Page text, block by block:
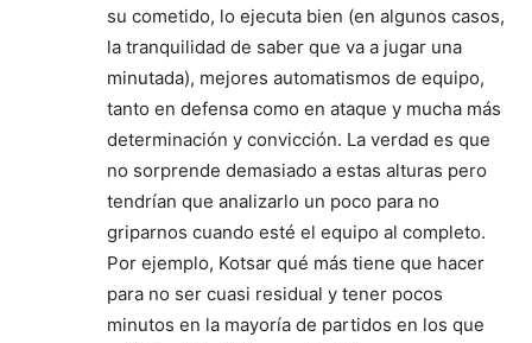
su cometido, lo ejecuta bien (en algunos casos,
la tranquilidad de saber que va a jugar una
minutada), mejores automatismos de equipo,
tanto en defensa como en ataque y mucha más
determinación y convicción. La verdad es que
no sorprende demasiado a estas alturas pero
tendrían que analizarlo un poco para no
griparnos cuando esté el equipo al completo.
Por ejemplo, Kotsar qué más tiene que hacer
para no ser cuasi residual y tener pocos
minutos en la mayoría de partidos en los que